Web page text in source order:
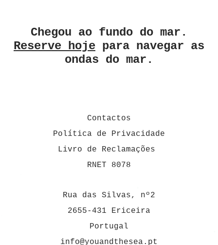
Chegou ao fundo do mar.
Reserve hoje para navegar as
ondas do mar.
Contactos
Política de Privacidade
Livro de Reclamações
RNET 8078
Rua das Silvas, nº2
2655-431 Ericeira
Portugal
info@youandthesea.pt